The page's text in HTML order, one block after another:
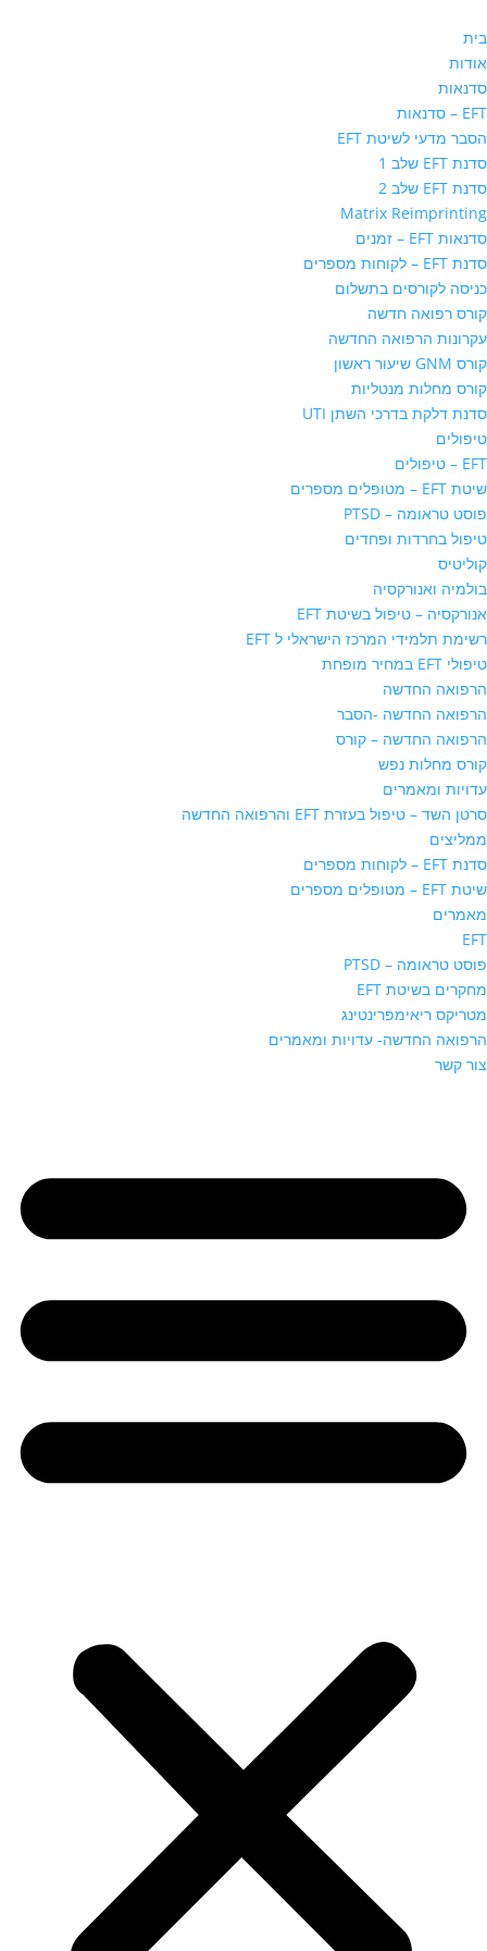
בית
אודות
סדנאות
EFT – סדנאות
הסבר מדעי לשיטת EFT
סדנת EFT שלב 1
סדנת EFT שלב 2
Matrix Reimprinting
סדנאות EFT – זמנים
סדנת EFT – לקוחות מספרים
כניסה לקורסים בתשלום
קורס רפואה חדשה
עקרונות הרפואה החדשה
קורס GNM שיעור ראשון
קורס מחלות מנטליות
סדנת דלקת בדרכי השתן UTI
טיפולים
EFT – טיפולים
שיטת EFT – מטופלים מספרים
פוסט טראומה – PTSD
טיפול בחרדות ופחדים
קוליטיס
בולמיה ואנורקסיה
אנורקסיה – טיפול בשיטת EFT
רשימת תלמידי המרכז הישראלי ל EFT
טיפולי EFT במחיר מופחת
הרפואה החדשה
הרפואה החדשה -הסבר
הרפואה החדשה – קורס
קורס מחלות נפש
עדויות ומאמרים
סרטן השד – טיפול בעזרת EFT והרפואה החדשה
ממליצים
סדנת EFT – לקוחות מספרים
שיטת EFT – מטופלים מספרים
מאמרים
EFT
פוסט טראומה – PTSD
מחקרים בשיטת EFT
מטריקס ריאימפרינטינג
הרפואה החדשה- עדויות ומאמרים
צור קשר